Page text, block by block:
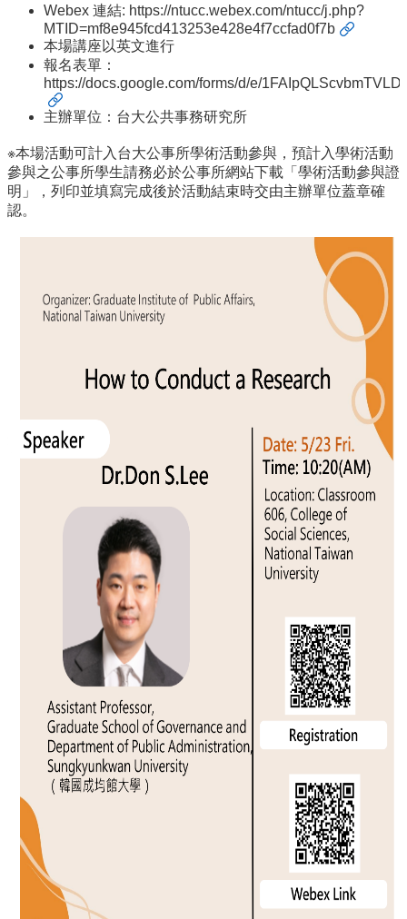
學
術
研
Webex 連結: https://ntucc.webex.com/ntucc/j.php?
MTID=mf8e945fcd413253e428e4f7ccfad0f7b
本場講座以英文進行
報名表單：
https://docs.google.com/forms/d/e/
主辦單位：台大公共事務研究所
※本場活動可計入台大公事所學術活動參與，預計入學術活動
參與之公事所學生請務必於公事所網站下載「學術活動參與證
明」，列印並填寫完成後於活動結束時交由主辦單位蓋章確
認。